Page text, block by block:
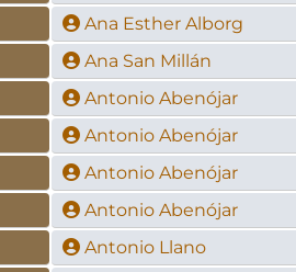
Ana Esther Alborg
Ana San Millán
Antonio Abenójar
Antonio Abenójar
Antonio Abenójar
Antonio Abenójar
Antonio Llano